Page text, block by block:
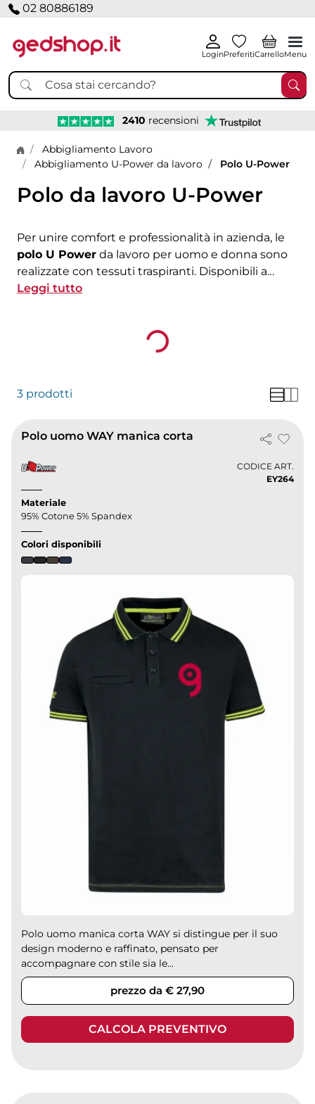
02 80886189
LoginPreferitiCarrelloMenu
2410 recensioni
Home page
Abbigliamento Lavoro
Abbigliamento U-Power da lavoro
Polo U-Power
Polo da lavoro U-Power
Per unire comfort e professionalità in azienda, le
polo U Power da lavoro per uomo e donna sono
realizzate con tessuti traspiranti. Disponibili a
manica corta o lunga, la polo U-Power è
Leggi tutto
Loading...
3 prodotti
Polo uomo WAY manica corta
CODICE ART.
EY264
Materiale
95% Cotone 5% Spandex
Colori disponibili
Polo uomo manica corta WAY si distingue per il suo
design moderno e raffinato, pensato per
accompagnare con stile sia le...
prezzo da € 27,90
CALCOLA PREVENTIVO